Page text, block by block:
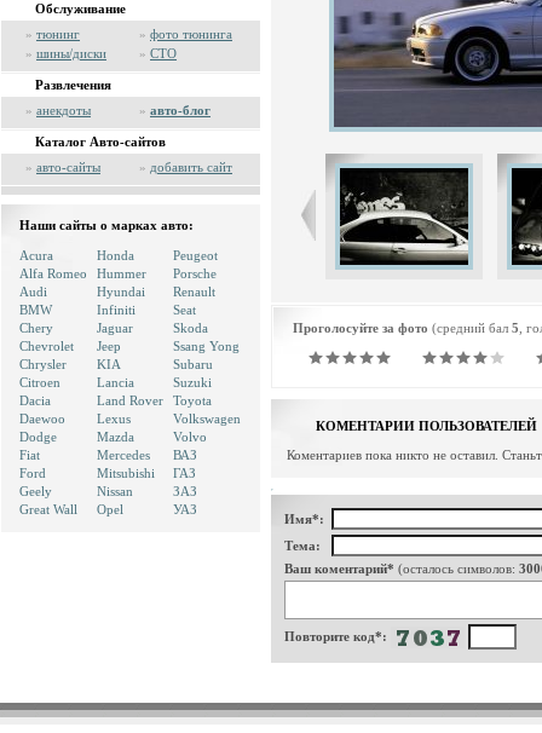
Обслуживание
» тюнинг » фото тюнинга
» шины/диски » СТО
Развлечения
» анекдоты » авто-блог
Каталог Авто-сайтов
» авто-сайты » добавить сайт
Наши сайты о марках авто:
Acura
Alfa Romeo
Audi
BMW
Chery
Chevrolet
Chrysler
Citroen
Dacia
Daewoo
Dodge
Fiat
Ford
Geely
Great Wall
Honda
Hummer
Hyundai
Infiniti
Jaguar
Jeep
KIA
Lancia
Land Rover
Lexus
Mazda
Mercedes
Mitsubishi
Nissan
Opel
Peugeot
Porsche
Renault
Seat
Skoda
Ssang Yong
Subaru
Suzuki
Toyota
Volkswagen
Volvo
ВАЗ
ГАЗ
ЗАЗ
УАЗ
Проголосуйте за фото (средний бал 5 ,
КОМЕНТАРИИ ПОЛЬЗОВАТЕЛЕЙ
Коментариев пока никто не оставил.
Имя*:
Тема:
Ваш коментарий* (осталось символов:
Повторите код*: